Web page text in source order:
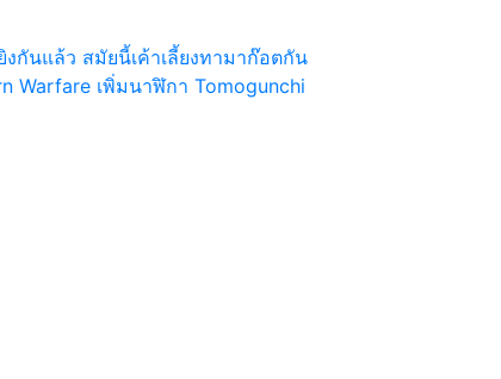
งกันแล้ว สมัยนี้เค้าเลี้ยงทามาก๊อตกัน
Warfare เพิ่มนาฬิกา Tomogunchi